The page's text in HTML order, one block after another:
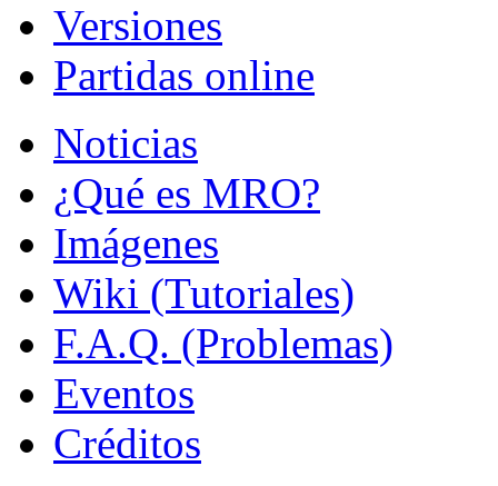
Versiones
Partidas online
Noticias
¿Qué es MRO?
Imágenes
Wiki (Tutoriales)
F.A.Q. (Problemas)
Eventos
Créditos